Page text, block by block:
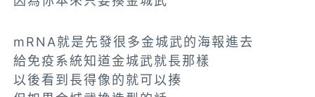
mRNA就是先發很多金城武的海報進去
給免疫系統知道金城武就長那樣
以後看到長得像的就可以揍